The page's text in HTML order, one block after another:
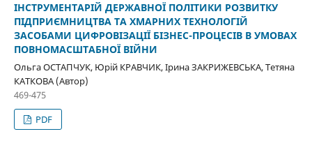
ІНСТРУМЕНТАРІЙ ДЕРЖАВНОЇ ПОЛІТИКИ РОЗВИТКУ
ПІДПРИЄМНИЦТВА ТА ХМАРНИХ ТЕХНОЛОГІЙ
ЗАСОБАМИ ЦИФРОВІЗАЦІЇ БІЗНЕС-ПРОЦЕСІВ В УМОВАХ
ПОВНОМАСШТАБНОЇ ВІЙНИ
Ольга ОСТАПЧУК, Юрій КРАВЧИК, Ірина ЗАКРИЖЕВСЬКА, Тетяна
КАТКОВА (Автор)
469-475
PDF